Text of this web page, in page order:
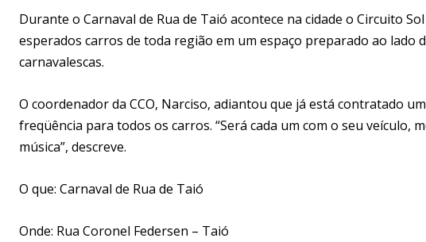
Durante o Carnaval de Rua de Taió acontece na cidade o Circuito
esperados carros de toda região em um espaço preparado ao lado
carnavalescas.
O coordenador da CCO, Narciso, adiantou que já está contratado
freqüência para todos os carros. “Será cada um com o seu veículo,
música”, descreve.
O que: Carnaval de Rua de Taió
Onde: Rua Coronel Federsen – Taió